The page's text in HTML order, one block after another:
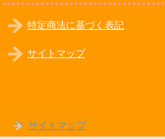
特定商法に基づく表記
サイトマップ
サイトマップ